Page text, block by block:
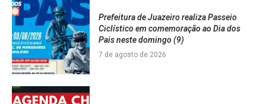
Prefeitura de Juazeiro realiza Passeio
Ciclístico em comemoração ao Dia dos
Pais neste domingo (9)
7 de agosto de 2026